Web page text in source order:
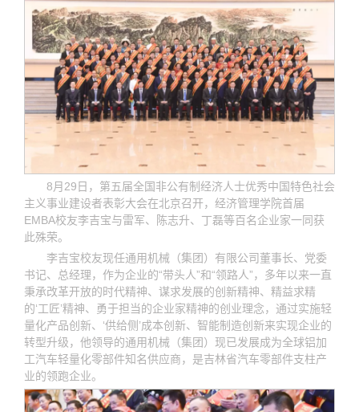
8月29日，第五届全国非公有制经济人士优秀中国特色社会
主义事业建设者表彰大会在北京召开，经济管理学院首届
EMBA校友李吉宝与雷军、陈志升、丁磊等百名企业家一同获
此殊荣。
李吉宝校友现任通用机械（集团）有限公司董事长、党委
书记、总经理，作为企业的“带头人”和“领路人”，多年以来一直
秉承改革开放的时代精神、谋求发展的创新精神、精益求精
的‘工匠’精神、勇于担当的企业家精神的创业理念，通过实施轻
量化产品创新、‘供给侧’成本创新、智能制造创新来实现企业的
转型升级，他领导的通用机械（集团）现已发展成为全球铝加
工汽车轻量化零部件知名供应商，是吉林省汽车零部件支柱产
业的领跑企业。